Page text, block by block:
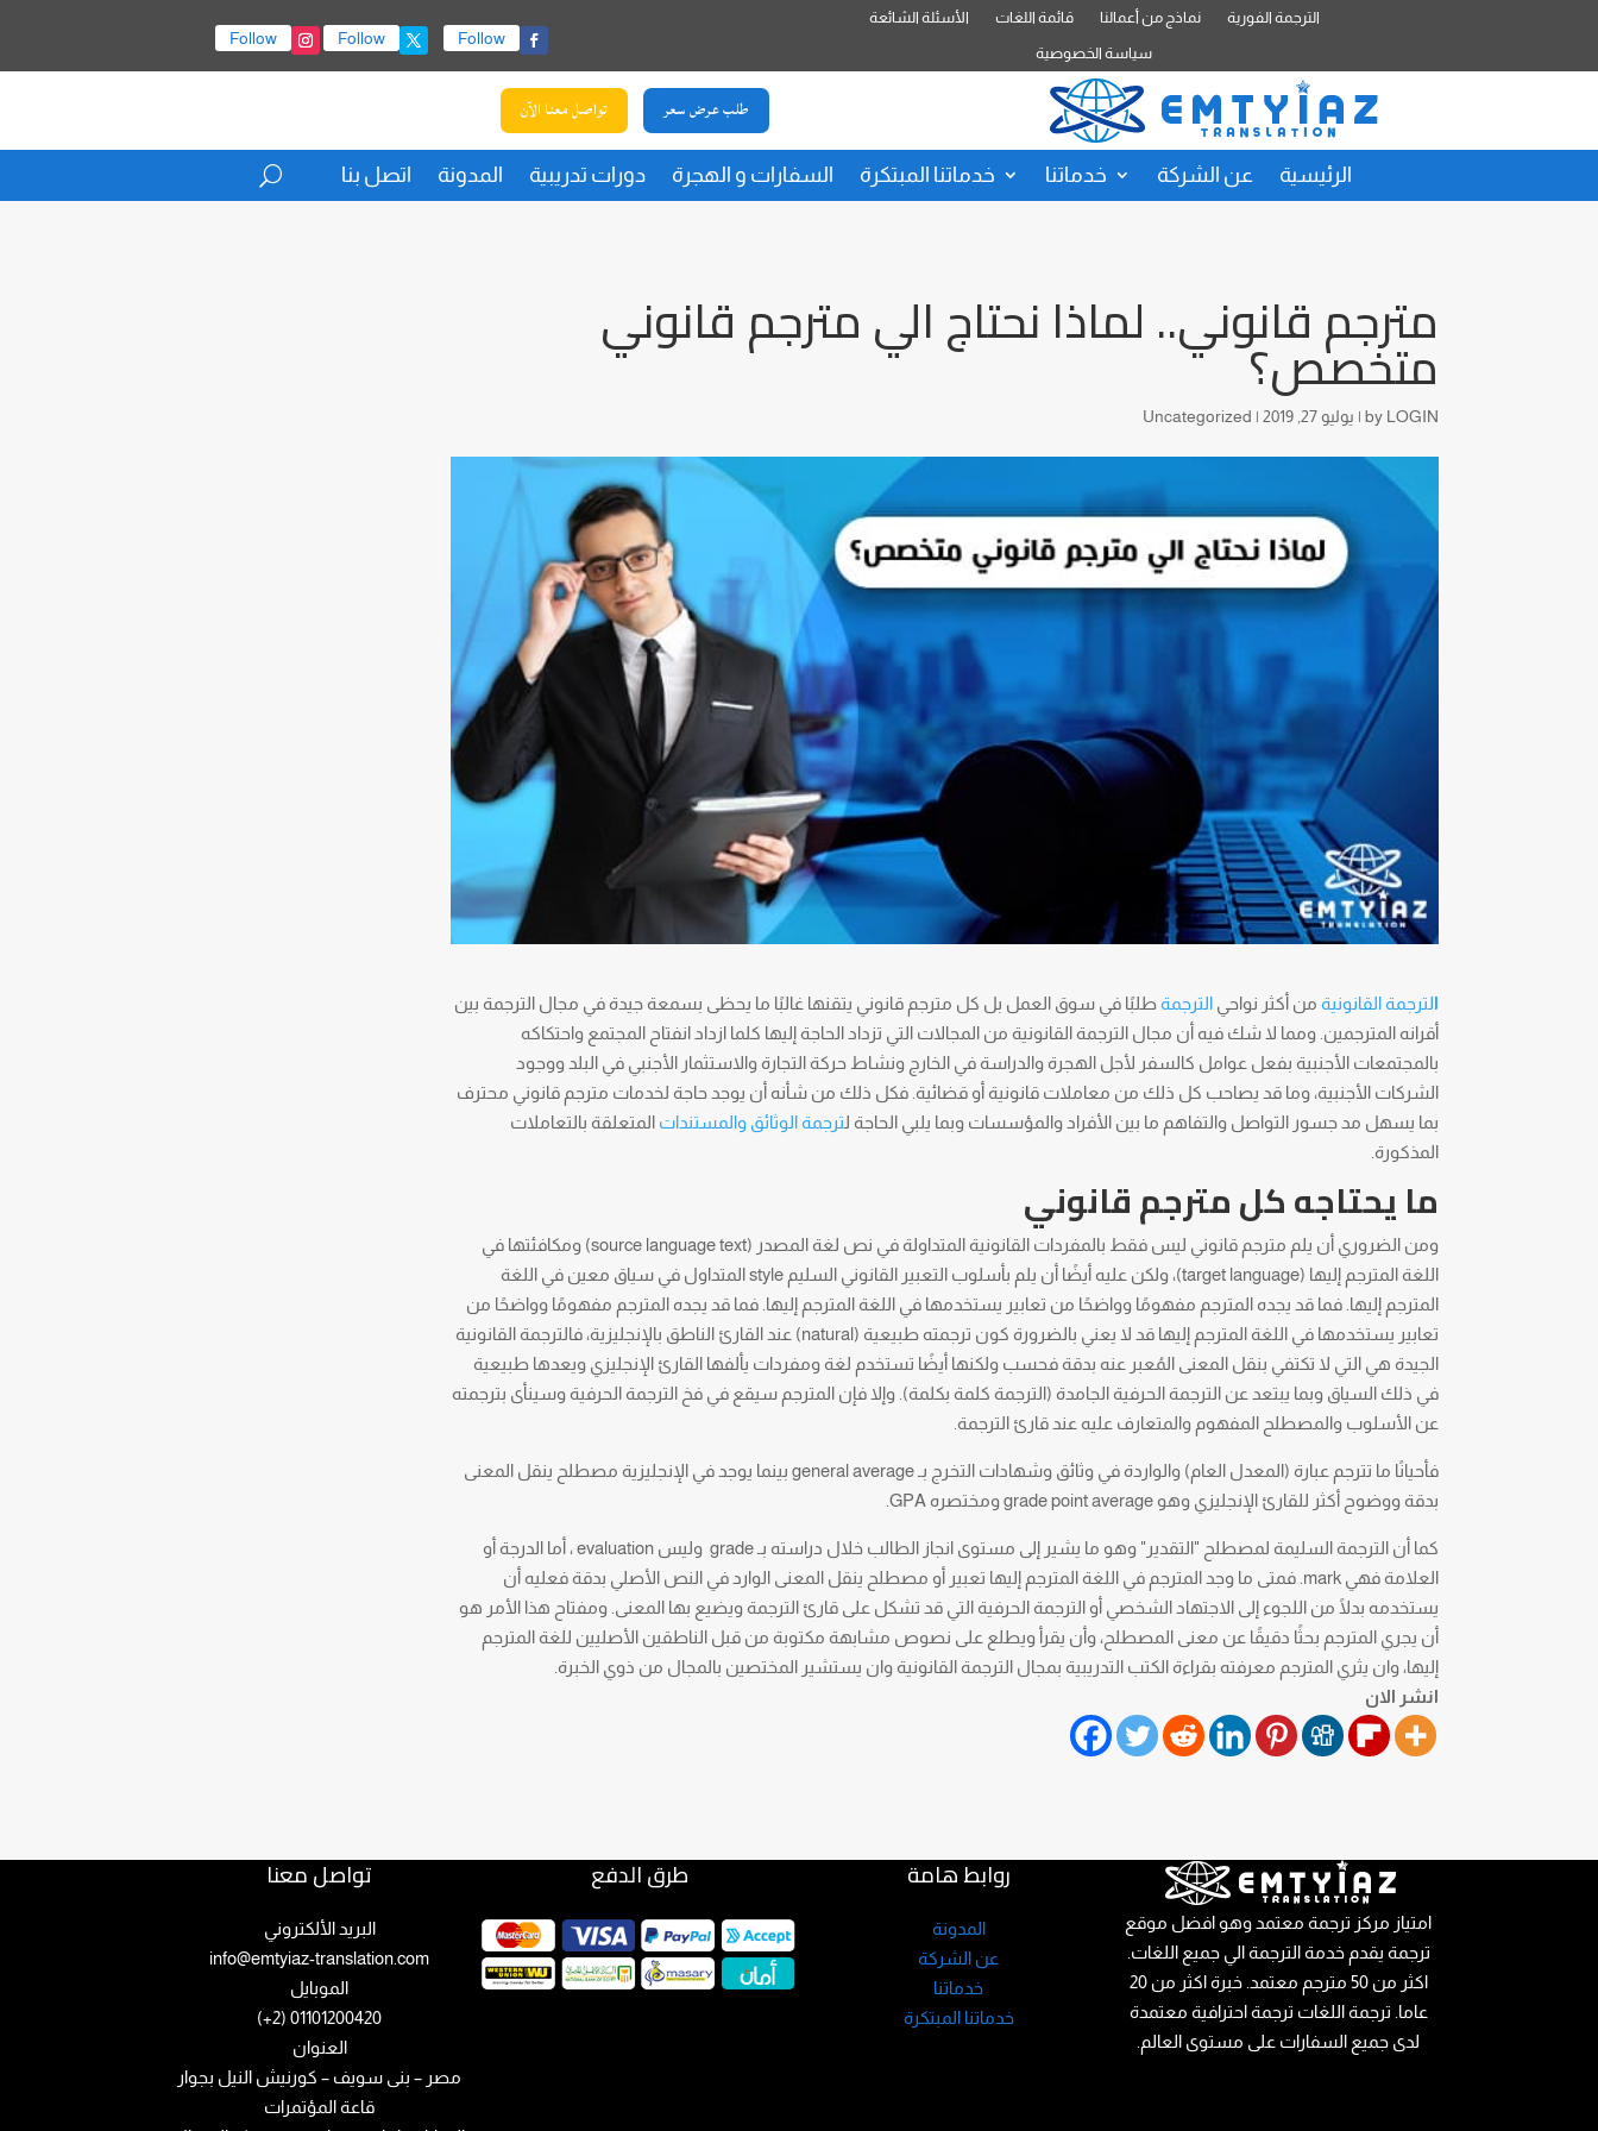
Follow
Follow
Follow
الترجمة الفورية نماذج من أعمالنا قائمة اللغات
الأسئلة الشائعة
سياسة الخصوصية
طلب عرض سعر تواصل معنا الآن
الرئيسية عن الشركة خدماتنا خدماتنا المبتكرة السفارات و الهجرة دورات تدريبية المدونة اتصل بنا
مترجم قانوني.. لماذا نحتاج الي مترجم قانوني
متخصص؟
by LOGIN
| يوليو 27, 2019 |
Uncategorized
الترجمة القانونية من أكثر نواحيالترجمة طلبًا في سوق العمل بل كل مترجم قانوني يتقنها غالبًا ما يحظى بسمعة جيدة في مجال الترجمة بين
أقرانه المترجمين. ومما لا شك فيه أن مجال الترجمة القانونية من المجالات التي تزداد الحاجة إليها كلما ازداد انفتاح المجتمع واحتكاكه
بالمجتمعات الأجنبية بفعل عوامل كالسفر لأجل الهجرة والدراسة في الخارج ونشاط حركة التجارة والاستثمار الأجنبي في البلد ووجود
الشركات الأجنبية، وما قد يصاحب كل ذلك من معاملات قانونية أو قضائية. فكل ذلك من شأنه أن يوجد حاجة لخدمات مترجم قانوني محترف
بما يسهل مد جسور التواصل والتفاهم ما بين الأفراد والمؤسسات وبما يلبي الحاجة لترجمة الوثائق والمستندات المتعلقة بالتعاملات
المذكورة.
ما يحتاجه كل مترجم قانوني
ومن الضروري أن يلم مترجم قانوني ليس فقط بالمفردات القانونية المتداولة في نص لغة المصدر (source language text) ومكافئتها في
اللغة المترجم إليها (target language)، ولكن عليه أيضًا أن يلم بأسلوب التعبير القانوني السليم style المتداول في سياق معين في اللغة
المترجم إليها. فما قد يجده المترجم مفهومًا وواضحًا من تعابير يستخدمها في اللغة المترجم إليها. فما قد يجده المترجم مفهومًا وواضحًا من
تعابير يستخدمها في اللغة المترجم إليها قد لا يعني بالضرورة كون ترجمته طبيعية (natural) عند القارئ الناطق بالإنجليزية، فالترجمة القانونية
الجيدة هي التي لا تكتفي بنقل المعنى المُعبر عنه بدقة فحسب ولكنها أيضًا تستخدم لغة ومفردات يألفها القارئ الإنجليزي ويعدها طبيعية
في ذلك السياق وبما يبتعد عن الترجمة الحرفية الجامدة (الترجمة كلمة بكلمة). وإلا فإن المترجم سيقع في فخ الترجمة الحرفية وسينأى بترجمته
عن الأسلوب والمصطلح المفهوم والمتعارف عليه عند قارئ الترجمة.
فأحيانًا ما تترجم عبارة (المعدل العام) والواردة في وثائق وشهادات التخرج بـ general average بينما يوجد في الإنجليزية مصطلح ينقل المعنى
بدقة ووضوح أكثر للقارئ الإنجليزي وهو grade point average ومختصره GPA.
كما أن الترجمة السليمة لمصطلح "التقدير" وهو ما يشير إلى مستوى انجاز الطالب خلال دراسته بـ grade وليس evaluation ، أما الدرجة أو
العلامة فهي mark. فمتى ما وجد المترجم في اللغة المترجم إليها تعبير أو مصطلح ينقل المعنى الوارد في النص الأصلي بدقة فعليه أن
يستخدمه بدلًا من اللجوء إلى الاجتهاد الشخصي أو الترجمة الحرفية التي قد تشكل على قارئ الترجمة ويضيع بها المعنى. ومفتاح هذا الأمر هو
أن يجري المترجم بحثًا دقيقًا عن معنى المصطلح، وأن يقرأ ويطلع على نصوص مشابهة مكتوبة من قبل الناطقين الأصليين للغة المترجم
إليها، وان يثري المترجم معرفته بقراءة الكتب التدريبية بمجال الترجمة القانونية وان يستشير المختصين بالمجال من ذوي الخبرة.
انشر الان
تواصل معنا
البريد الألكتروني
info@emtyiaz-translation.com
الموبايل
01101200420 (2+)
العنوان
مصر – بنى سويف – كورنيش النيل بجوار
قاعة المؤتمرات
طرق الدفع روابط هامة
المدونة
عن الشركة
خدماتنا
خدماتنا المبتكرة
امتياز مركز ترجمة معتمد وهو افضل موقع
ترجمة يقدم خدمة الترجمة الي جميع اللغات.
اكثر من 50 مترجم معتمد. خبرة اكثر من 20
عاما. ترجمة اللغات ترجمة احترافية معتمدة
لدى جميع السفارات على مستوى العالم.